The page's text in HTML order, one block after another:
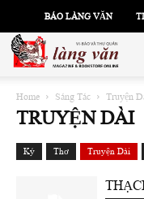
BÁO LÀNG VĂN
Home Sáng Tác Truyện
TRUYỆN DÀI
Ký Thơ Truyện Dài